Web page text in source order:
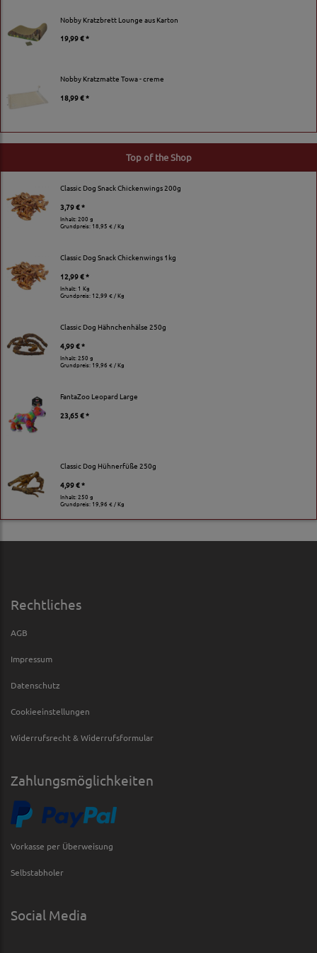
Nobby Kratzbrett Lounge aus Karton
19,99 € *
Nobby Kratzmatte Towa - creme
18,99 € *
Top of the Shop
Classic Dog Snack Chickenwings 200g
3,79 € *
Inhalt: 200 g
Grundpreis:18,95 € / Kg
Classic Dog Snack Chickenwings 1kg
12,99 € *
Inhalt: 1 Kg
Grundpreis: 12,99 € / Kg
Classic Dog Hähnchenhälse 250g
4,99 € *
Inhalt: 250 g
Grundpreis:19,96 € / Kg
FantaZoo Leopard Large
23,65 € *
Classic Dog Hühnerfüße 250g
4,99 € *
Inhalt: 250 g
Grundpreis:19,96 € / Kg
Rechtliches
AGB
Impressum
Datenschutz
Cookieeinstellungen
Widerrufsrecht & Widerrufsformular
Zahlungsmöglichkeiten
Vorkasse per Überweisung
Selbstabholer
Social Media